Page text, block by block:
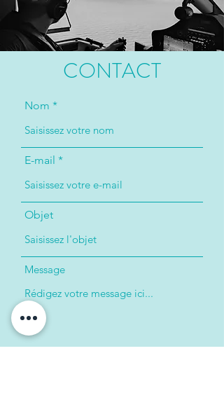
CONTACT
Nom
E-mail
Objet
Message